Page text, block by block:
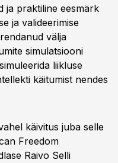
ja praktiline eesmärk
ja valideerimise
välja
simulatsiooni
liikluse
käitumist nendes
käivitus juba selle
Freedom
Raivo Selli